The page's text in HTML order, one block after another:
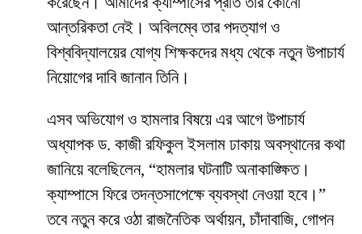
আন্তরিকতা নেই। অবিলম্বে তার পদত্যাগ ও
বিশ্ববিদ্যালয়ের যোগ্য শিক্ষকদের মধ্য থেকে নতুন উপাচার্য
নিয়োগের দাবি জানান তিনি।
​এসব অভিযোগ ও হামলার বিষয়ে এর আগে উপাচার্য
অধ্যাপক ড. কাজী রফিকুল ইসলাম ঢাকায় অবস্থানের কথা
জানিয়ে বলেছিলেন, “হামলার ঘটনাটি অনাকাঙ্ক্ষিত।
ক্যাম্পাসে ফিরে তদন্তসাপেক্ষে ব্যবস্থা নেওয়া হবে।”
তবে নতুন করে ওঠা রাজনৈতিক অর্থায়ন, চাঁদাবাজি, গোপন